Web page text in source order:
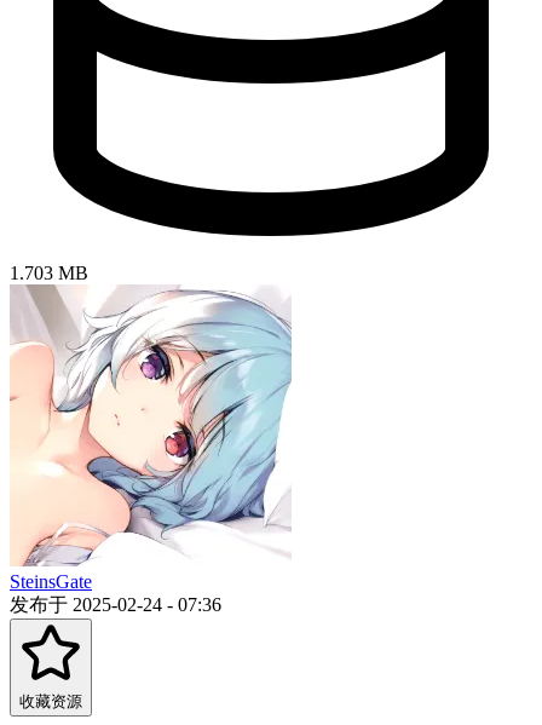
1.703 MB
SteinsGate
发布于 2025-02-24 - 07:36
收藏资源